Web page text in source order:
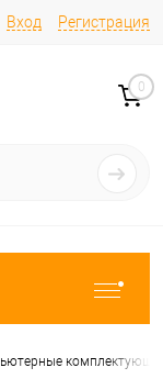
Вход Регистрация
0